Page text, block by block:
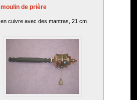
moulin de prière
en cuivre avec des mantras, 21 cm